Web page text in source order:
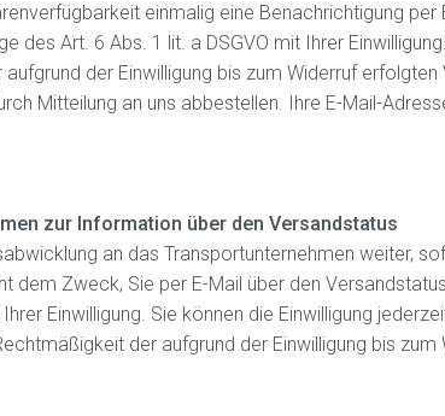
einmalig eine Benachrichtigung per
des Art. 6 Abs. 1 lit. a DSGVO mit Ihrer
der Einwilligung bis zum Widerruf
Mitteilung an uns abbestellen. Ihre E-Mail-
zur Information über den Versandstatus
an das Transportunternehmen weiter,
Zweck, Sie per E-Mail über den
Einwilligung. Sie können die Einwilligung
der aufgrund der Einwilligung bis